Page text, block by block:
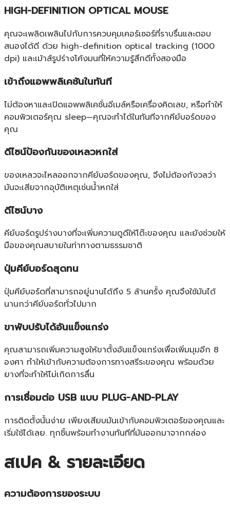
HIGH-DEFINITION OPTICAL MOUSE
คุณจะเพลิดเพลินไปกับการควบคุมเคอร์เซอร์ที่ราบรื่นและตอบ
สนองได้ดี ด้วย high-definition optical tracking (1000
dpi) และเม้าส์รูปร่างโค้งมนที่ให้ความรู้สึกดีทั้งสองมือ
เข้าถึงแอพพลิเคชันในทันที
ไม่ต้องหาและเปิดแอพพลิเคชั่นอีเมล์หรือเครื่องคิดเลข, หรือทำให้
คอมพิวเตอร์คุณ sleep—คุณจะทำได้ในทันทีจากคีย์บอร์ดของ
คุณ
ดีไซน์ป้องกันของเหลวหกใส่
ของเหลวจะไหลออกจากคีย์บอร์ดของคุณ, จึงไม่ต้องกังวลว่า
มันจะเสียจากอุบัติเหตุเช่นน้ำหกใส่
ดีไซน์บาง
คีย์บอร์ดรูปร่างบางที่จะเพิ่มความดูดีให้โต๊ะของคุณ และยังช่วยให้
มือของคุณสบายในท่าทางตามธรรมชาติ
ปุ่มคีย์บอร์ดสุดทน
ปุ่มคีย์บอร์ดที่สามารถอยู่นานได้ถึง 5 ล้านครั้ง คุณจึงใช้มันได้
นานกว่าคีย์บอร์ดทั่วไปมาก
ขาพับปรับได้อันแข็งแกร่ง
คุณสามารถเพิ่มความสูงให้ขาตั้งอันแข็งแกร่งเพื่อเพิ่มมุมอีก 8
องศา ทำให้เข้ากับความต้องการทางสรีระของคุณ พร้อมด้วย
ยางที่จะทำให้ไม่เกิดการลื่น
การเชื่อมต่อ USB แบบ PLUG-AND-PLAY
การติดตั้งนั้นง่าย เพียงเสียบมันเข้ากับคอมพิวเตอร์ของคุณและ
เริ่มใช้ได้เลย. ทุกชิ้นพร้อมทำงานทันทีที่มันออกมาจากกล่อง
สเปค & รายละเอียด
ความต้องการของระบบ